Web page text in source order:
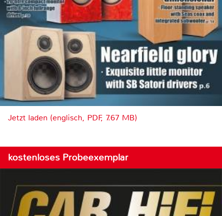
Jetzt laden (englisch, PDF, 7.67 MB)
kostenloses Probeexemplar